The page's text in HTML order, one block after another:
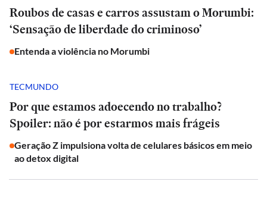
Roubos de casas e carros assustam o Morumbi:
‘Sensação de liberdade do criminoso’
Entenda a violência no Morumbi
TECMUNDO
Por que estamos adoecendo no trabalho?
Spoiler: não é por estarmos mais frágeis
Geração Z impulsiona volta de celulares básicos em meio
ao detox digital